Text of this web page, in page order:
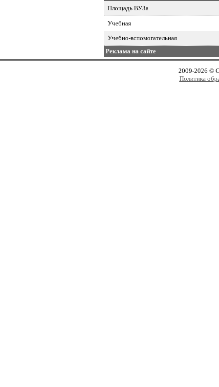
Площадь ВУЗа
Учебная
Учебно-вспомогательная
Реклама на сайте
2009-2026 ©
Политика